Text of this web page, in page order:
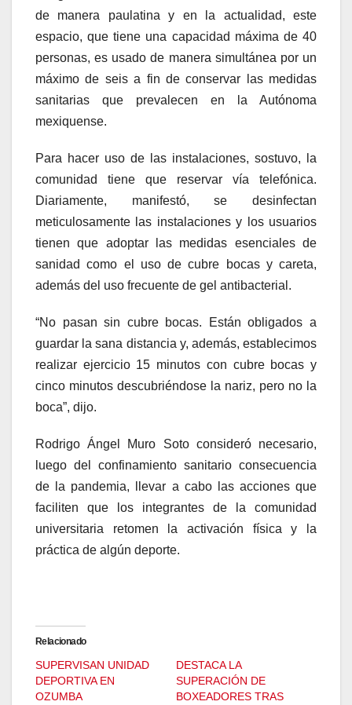
de manera paulatina y en la actualidad, este
espacio, que tiene una capacidad máxima de 40
personas, es usado de manera simultánea por un
máximo de seis a fin de conservar las medidas
sanitarias que prevalecen en la Autónoma
mexiquense.
Para hacer uso de las instalaciones, sostuvo, la
comunidad tiene que reservar vía telefónica.
Diariamente, manifestó, se desinfectan
meticulosamente las instalaciones y los usuarios
tienen que adoptar las medidas esenciales de
sanidad como el uso de cubre bocas y careta,
además del uso frecuente de gel antibacterial.
“No pasan sin cubre bocas. Están obligados a
guardar la sana distancia y, además, establecimos
realizar ejercicio 15 minutos con cubre bocas y
cinco minutos descubriéndose la nariz, pero no la
boca”, dijo.
Rodrigo Ángel Muro Soto consideró necesario,
luego del confinamiento sanitario consecuencia
de la pandemia, llevar a cabo las acciones que
faciliten que los integrantes de la comunidad
universitaria retomen la activación física y la
práctica de algún deporte.
Relacionado
SUPERVISAN UNIDAD
DEPORTIVA EN
OZUMBA
DESTACA LA
SUPERACIÓN DE
BOXEADORES TRAS